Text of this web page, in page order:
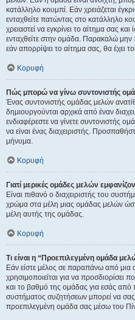
κατάλληλο κουμπί. Εάν χρειάζεται
ενταχθείτε πατώντας στο κατάλληλο
χρειαστεί να εγκρίνει το αίτημα σας
ενταχθείτε στην ομάδα. Παρακαλώ μην
εάν απορρίψει το αίτημα σας, θα έχει
Κορυφή
Πώς μπορώ να γίνω συντονιστής
Ένας συντονιστής ομάδας μελών
δημιουργούνται αρχικά από έναν
ενδιαφέρεστε να γίνετε συντονιστής
να είναι ένας διαχειριστής.
μήνυμα.
Κορυφή
Γιατί μερικές ομάδες μελών
Είναι πιθανό ο διαχειριστής του
χρώμα στα μέλη μιας ομάδας μελών
μέλη αυτής της ομάδας.
Κορυφή
Τι είναι η “Προεπιλεγμένη ομάδα
Εάν είστε μέλος σε παραπάνω από
χρησιμοποιείται για να προσδιορίσει
και το βαθμό της ομάδας για εσάς από
συστήματος συζητήσεων μπορεί να
προεπιλεγμένη ομάδα σας μέσω του